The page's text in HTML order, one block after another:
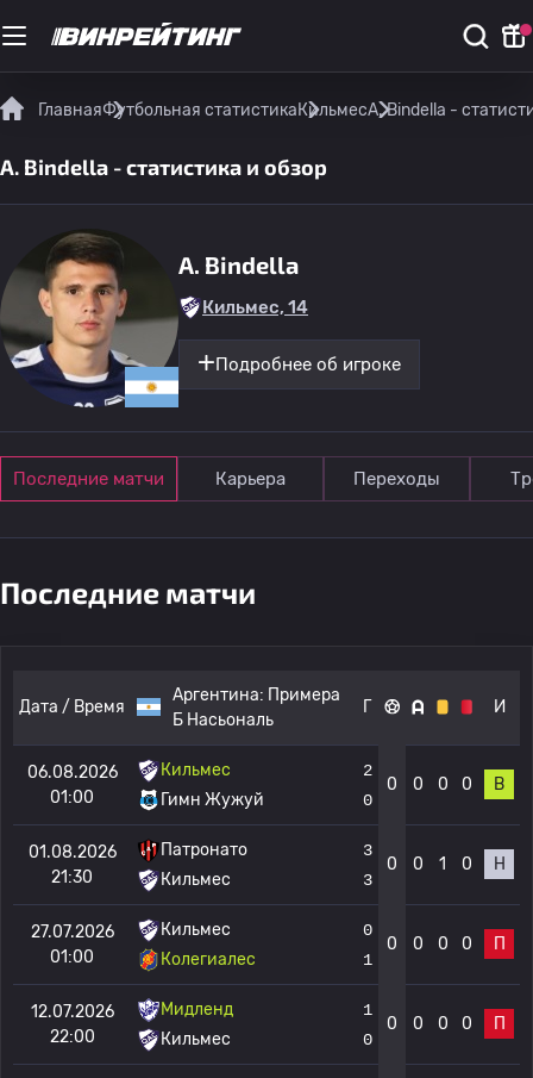
ГлавнаяФутбольная статистикаКильмесA. Bindella -
A. Bindella - статистика и обзор
A. Bindella
Кильмес, 14
Подробнее об игроке
Последние матчи Карьера Переходы
Последние матчи
Дата / Время
Аргентина: Примера
Б Насьональ
Г И
06.08.2026
01:00
Кильмес
Гимн Жужуй
2
0
0 0 0 0 В
01.08.2026
21:30
Патронато
Кильмес
3
3
0 0 1 0 Н
27.07.2026
01:00
Кильмес
Колегиалес
0
1
0 0 0 0 П
12.07.2026
22:00
Мидленд
Кильмес
1
0
0 0 0 0 П